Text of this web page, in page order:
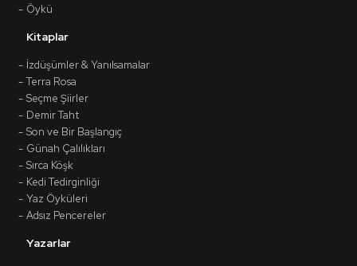
Öykü
Kitaplar
İzdüşümler & Yanılsamalar
Terra Rosa
Seçme Şiirler
Demir Taht
Son ve Bir Başlangıç
Günah Çalılıkları
Sırca Köşk
Kedi Tedirginliği
Yaz Öyküleri
Adsız Pencereler
Yazarlar